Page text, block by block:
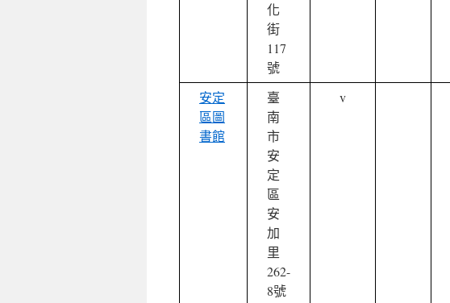
化
街
117
號
安定
區圖
書館
臺
南
市
安
定
區
安
加
里
262-
8號
v